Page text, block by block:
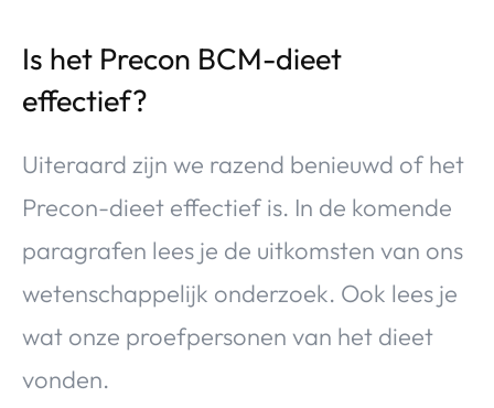
Is het Precon BCM-dieet
effectief?
Uiteraard zijn we razend benieuwd of het
Precon-dieet effectief is. In de komende
paragrafen lees je de uitkomsten van ons
wetenschappelijk onderzoek. Ook lees je
wat onze proefpersonen van het dieet
vonden.